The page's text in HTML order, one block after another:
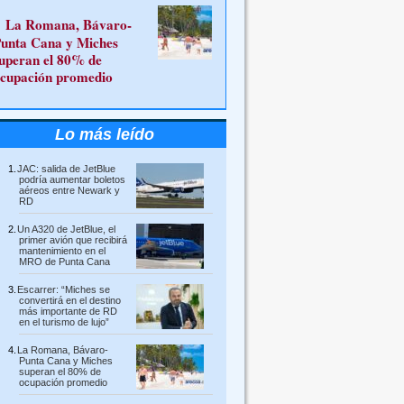
La Romana, Bávaro-
Cana y Miches
el 80% de
promedio
Lo más leído
JAC: salida de JetBlue
podría aumentar boletos
aéreos entre Newark y
RD
Un A320 de JetBlue, el
primer avión que recibirá
mantenimiento en el
MRO de Punta Cana
Escarrer: “Miches se
convertirá en el destino
más importante de RD
en el turismo de lujo”
La Romana, Bávaro-
Punta Cana y Miches
superan el 80% de
ocupación promedio